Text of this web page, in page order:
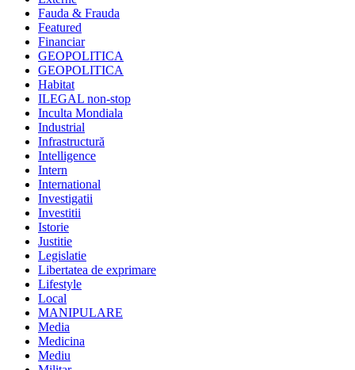
Fauda & Frauda
Featured
Financiar
GEOPOLITICA
GEOPOLITICA
Habitat
ILEGAL non-stop
Inculta Mondiala
Industrial
Infrastructură
Intelligence
Intern
International
Investigatii
Investitii
Istorie
Justitie
Legislatie
Libertatea de exprimare
Lifestyle
Local
MANIPULARE
Media
Medicina
Mediu